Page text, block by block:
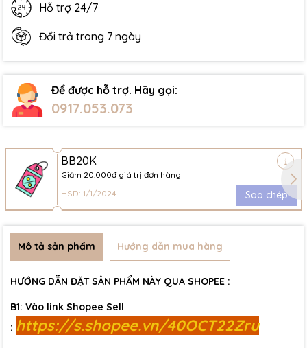
Hỗ trợ 24/7
Đổi trả trong 7 ngày
Để được hỗ trợ. Hãy gọi:
0917.053.073
BB20K
Giảm 20.000đ giá trị đơn hàng
HSD: 1/1/2024
Sao chép
Mô tả sản phẩm Hướng dẫn mua hàng
HƯỚNG DẪN ĐẶT SẢN PHẨM NÀY QUA SHOPEE :
B1: Vào link Shopee Sell
: https://s.shopee.vn/40OCT22Zru